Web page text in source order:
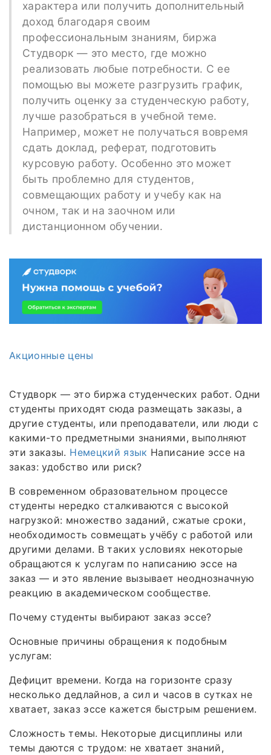
характера или получить дополнительный
доход благодаря своим
профессиональным знаниям, биржа
Студворк — это место, где можно
реализовать любые потребности. С ее
помощью вы можете разгрузить график,
получить оценку за студенческую работу,
лучше разобраться в учебной теме.
Например, может не получаться вовремя
сдать доклад, реферат, подготовить
курсовую работу. Особенно это может
быть проблемно для студентов,
совмещающих работу и учебу как на
очном, так и на заочном или
дистанционном обучении.
Акционные цены
Студворк — это биржа студенческих работ. Одни
студенты приходят сюда размещать заказы, а
другие студенты, или преподаватели, или люди с
какими-то предметными знаниями, выполняют
эти заказы. Немецкий язык Написание эссе на
заказ: удобство или риск?
В современном образовательном процессе
студенты нередко сталкиваются с высокой
нагрузкой: множество заданий, сжатые сроки,
необходимость совмещать учёбу с работой или
другими делами. В таких условиях некоторые
обращаются к услугам по написанию эссе на
заказ — и это явление вызывает неоднозначную
реакцию в академическом сообществе.
Почему студенты выбирают заказ эссе?
Основные причины обращения к подобным
услугам:
Дефицит времени. Когда на горизонте сразу
несколько дедлайнов, а сил и часов в сутках не
хватает, заказ эссе кажется быстрым решением.
Сложность темы. Некоторые дисциплины или
темы даются с трудом: не хватает знаний,